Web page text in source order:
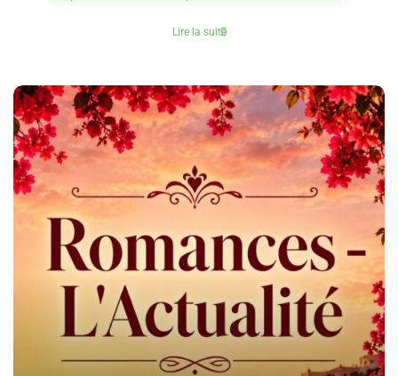
Lire la suite